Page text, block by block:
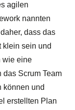
agilen
nannten
dass das
klein sein und
wie eine
das Scrum Team
können und
erstellten Plan